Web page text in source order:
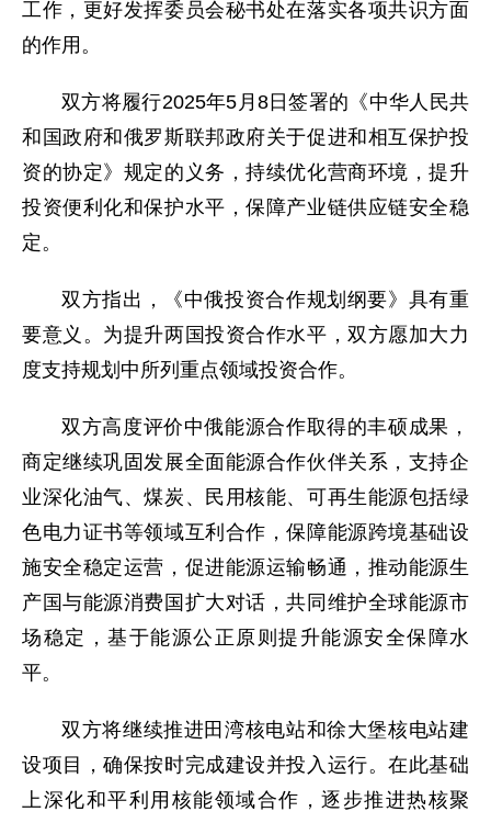
工作，更好发挥委员会秘书处在落实各项共识方面
的作用。
双方将履行2025年5月8日签署的《中华人民共
和国政府和俄罗斯联邦政府关于促进和相互保护投
资的协定》规定的义务，持续优化营商环境，提升
投资便利化和保护水平，保障产业链供应链安全稳
定。
双方指出，《中俄投资合作规划纲要》具有重
要意义。为提升两国投资合作水平，双方愿加大力
度支持规划中所列重点领域投资合作。
双方高度评价中俄能源合作取得的丰硕成果，
商定继续巩固发展全面能源合作伙伴关系，支持企
业深化油气、煤炭、民用核能、可再生能源包括绿
色电力证书等领域互利合作，保障能源跨境基础设
施安全稳定运营，促进能源运输畅通，推动能源生
产国与能源消费国扩大对话，共同维护全球能源市
场稳定，基于能源公正原则提升能源安全保障水
平。
双方将继续推进田湾核电站和徐大堡核电站建
设项目，确保按时完成建设并投入运行。在此基础
上深化和平利用核能领域合作，逐步推进热核聚